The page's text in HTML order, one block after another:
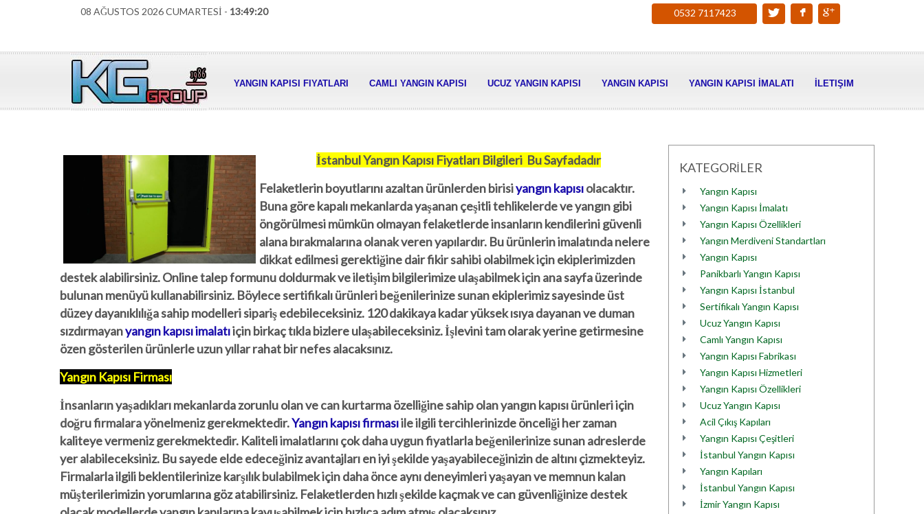
08 AĞUSTOS 2026 CUMARTESİ - 13:49:21 0532 7117423
YANGIN KAPISI FIYATLARI CAMLI YANGIN KAPISI UCUZ YANGIN KAPISI YANGIN KAPISI YANGIN KAPISI İMALATI İLETIŞIM
İstanbul Yangın Kapısı Fiyatları Bilgileri Bu Sayfadadır
Felaketlerin boyutlarını azaltan ürünlerden birisiyangın kapısıolacaktır.
Buna göre kapalı mekanlarda yaşanan çeşitli tehlikelerde ve yangın gibi
öngörülmesi mümkün olmayan felaketlerde insanların kendilerini güvenli
alana bırakmalarına olanak veren yapılardır. Bu ürünlerin imalatında nelere
dikkat edilmesi gerektiğine dair fikir sahibi olabilmek için ekiplerimizden
destek alabilirsiniz. Online talep formunu doldurmak ve iletişim bilgilerimize ulaşabilmek için ana sayfa üzerinde
bulunan menüyü kullanabilirsiniz. Böylece sertifikalı ürünleri beğenilerinize sunan ekiplerimiz sayesinde üst
düzey dayanıklılığa sahip modelleri sipariş edebileceksiniz. 120 dakikaya kadar yüksek ısıya dayanan ve duman
sızdırmayanyangın kapısı imalatıiçin birkaç tıkla bizlere ulaşabileceksiniz. İşlevini tam olarak yerine getirmesine
özen gösterilen ürünlerle uzun yıllar rahat bir nefes alacaksınız.
Yangın Kapısı Firması
İnsanların yaşadıkları mekanlarda zorunlu olan ve can kurtarma özelliğine sahip olan yangın kapısı ürünleri için
doğru firmalara yönelmeniz gerekmektedir.Yangın kapısı firmasıile ilgili tercihlerinizde önceliği her zaman
kaliteye vermeniz gerekmektedir. Kaliteli imalatlarını çok daha uygun fiyatlarla beğenilerinize sunan adreslerde
yer alabileceksiniz. Bu sayede elde edeceğiniz avantajları en iyi şekilde yaşayabileceğinizin de altını çizmekteyiz.
Firmalarla ilgili beklentilerinize karşılık bulabilmek için daha önce aynı deneyimleri yaşayan ve memnun kalan
müşterilerimizin yorumlarına göz atabilirsiniz. Felaketlerden hızlı şekilde kaçmak ve can güvenliğinize destek
KATEGORİLER
Yangın Kapısı
Yangın Kapısı İmalatı
Yangın Kapısı Özellikleri
Yangın Merdiveni Standartları
Yangın Kapısı
Panikbarlı Yangın Kapısı
Yangın Kapısı İstanbul
Sertifikalı Yangın Kapısı
Ucuz Yangın Kapısı
Camlı Yangın Kapısı
Yangın Kapısı Fabrikası
Yangın Kapısı Hizmetleri
Yangın Kapısı Özellikleri
Ucuz Yangın Kapısı
Acil Çıkış Kapıları
Yangın Kapısı Çeşitleri
İstanbul Yangın Kapısı
Yangın Kapıları
İstanbul Yangın Kapısı
İzmir Yangın Kapısı